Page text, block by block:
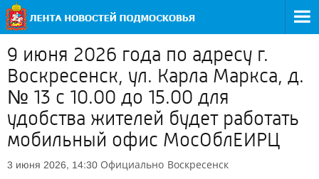
9 июня 2026 года по адресу г.
Воскресенск, ул. Карла Маркса, д.
№ 13 с 10.00 до 15.00 для
удобства жителей будет работать
мобильный офис МосОблЕИРЦ
3 июня 2026, 14:30 Официально Воскресенск